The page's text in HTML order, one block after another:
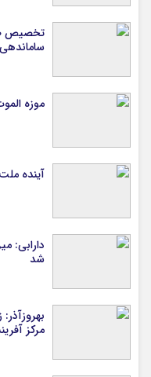
موزه
آینده
دارابی:
شد
مرکز